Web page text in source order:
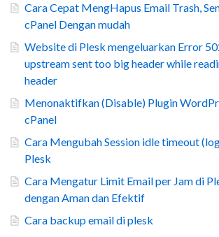
Cara Cepat MengHapus Email Trash,
cPanel Dengan mudah
Website di Plesk mengeluarkan Error
upstream sent too big header while
header
Menonaktifkan (Disable) Plugin
cPanel
Cara Mengubah Session idle timeout
Plesk
Cara Mengatur Limit Email per Jam di
dengan Aman dan Efektif
Cara backup email di plesk